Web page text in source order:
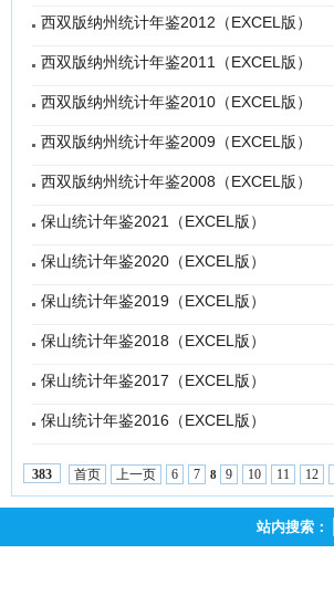
西双版纳州统计年鉴2012（EXCEL版）
西双版纳州统计年鉴2011（EXCEL版）
西双版纳州统计年鉴2010（EXCEL版）
西双版纳州统计年鉴2009（EXCEL版）
西双版纳州统计年鉴2008（EXCEL版）
保山统计年鉴2021（EXCEL版）
保山统计年鉴2020（EXCEL版）
保山统计年鉴2019（EXCEL版）
保山统计年鉴2018（EXCEL版）
保山统计年鉴2017（EXCEL版）
保山统计年鉴2016（EXCEL版）
383 首页 上一页 6 7 8 9 10 11 12
站内搜索：